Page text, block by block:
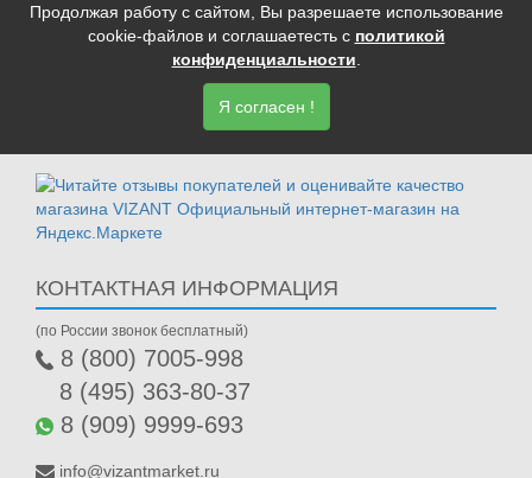
ДОСТАВКА И ОПЛАТА
КОНТАКТНАЯ ИНФОРМАЦИЯ
(по России звонок бесплатный)
8 (800) 7005-998
8 (495) 363-80-37
8 (909) 9999-693
info@vizantmarket.ru
Продолжая работу с сайтом, Вы разрешаете использование
cookie-файлов и соглашаетесть с политикой
конфиденциальности.
Я согласен !